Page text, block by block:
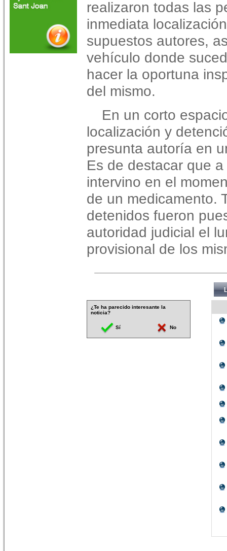
realizaron todas las
inmediata
supuestos autores,
vehículo donde
hacer la oportuna
del mismo.
En un corto
localización y
presunta autoría en
Es de destacar que
intervino en el
de un medicamento.
detenidos fueron
autoridad judicial el
provisional de los
¿Te ha parecido interesante la
noticia?
Sí No